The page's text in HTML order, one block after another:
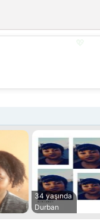
34 yaşında
Durban